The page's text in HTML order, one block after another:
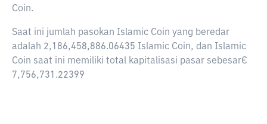
Coin.
Saat ini jumlah pasokan Islamic Coin yang beredar
adalah 2,186,458,886.06435 Islamic Coin, dan Islamic
Coin saat ini memiliki total kapitalisasi pasar sebesar€
7,756,731.22399